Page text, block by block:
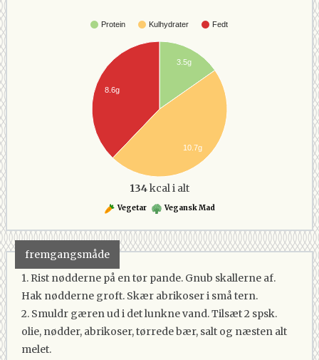
Protein Kulhydrater Fedt
3.5g
8.6g
10.7g
134kcal i alt
Vegetar Vegansk Mad
fremgangsmåde
1. Rist nødderne på en tør pande. Gnub skallerne af.
Hak nødderne groft. Skær abrikoser i små tern.
2. Smuldr gæren ud i det lunkne vand. Tilsæt 2 spsk.
olie, nødder, abrikoser, tørrede bær, salt og næsten alt
melet.